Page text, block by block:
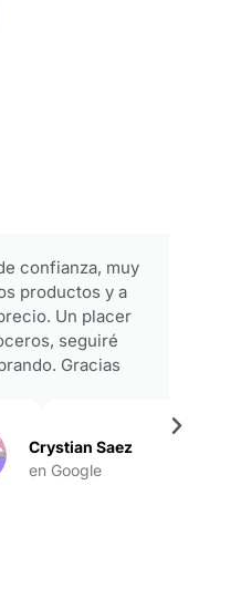
confianza, muy
productos y a
Un placer
seguiré
Gracias
Crystian Saez
en Google